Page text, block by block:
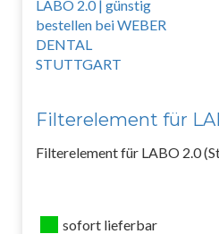
Filterelement für
Filterelement für LABO 2.0
sofort lieferbar